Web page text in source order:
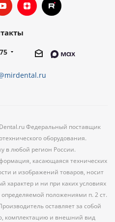
Федеральный поставщик
оборудования.
в любой регион России.
касающаяся технических
и изображений товаров, носит
и ни при каких условиях
положениями п. 2 ст.
оставляет за собой
комплектацию и внешний вид